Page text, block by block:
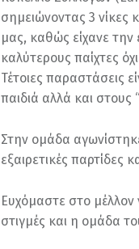
σημειώνοντας 3 νίκες
μας, καθώς είχανε την
καλύτερους παίχτες
Τέτοιες παραστάσεις
παιδιά αλλά και στους
Στην ομάδα
εξαιρετικές παρτίδες
Ευχόμαστε στο μέλλον
στιγμές και η ομάδα